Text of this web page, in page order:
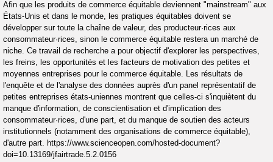
Afin que les produits de commerce équitable deviennent "mainstream" aux
États-Unis et dans le monde, les pratiques équitables doivent se
développer sur toute la chaîne de valeur, des producteur·rices aux
consommateur·rices, sinon le commerce équitable restera un marché de
niche. Ce travail de recherche a pour objectif d'explorer les perspectives,
les freins, les opportunités et les facteurs de motivation des petites et
moyennes entreprises pour le commerce équitable. Les résultats de
l'enquête et de l'analyse des données auprès d'un panel représentatif de
petites entreprises états-uniennes montrent que celles-ci s'inquiètent du
manque d'information, de conscientisation et d'implication des
consommateur·rices, d'une part, et du manque de soutien des acteurs
institutionnels (notamment des organisations de commerce équitable),
d'autre part. https://www.scienceopen.com/hosted-document?
doi=10.13169/jfairtrade.5.2.0156